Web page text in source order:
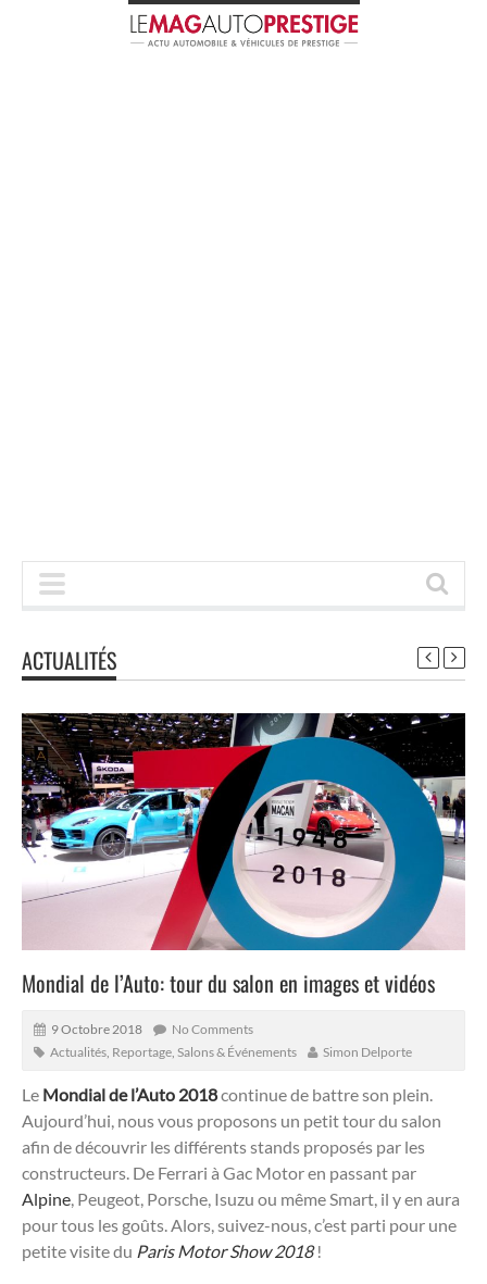
ACTUALITÉS
Mondial de l’Auto: tour du salon en images et vidéos
9 Octobre 2018
No Comments
Actualités Reportage Salons & Événements Simon Delporte
Le Mondial de l’Auto 2018continue de battre son plein.
Aujourd’hui, nous vous proposons un petit tour du salon
afin de découvrir les différents stands proposés par les
constructeurs. De Ferrari à Gac Motor en passant par
Alpine, Peugeot, Porsche, Isuzu ou même Smart, il y en aura
pour tous les goûts. Alors, suivez-nous, c’est parti pour une
petite visite du Paris Motor Show 2018!